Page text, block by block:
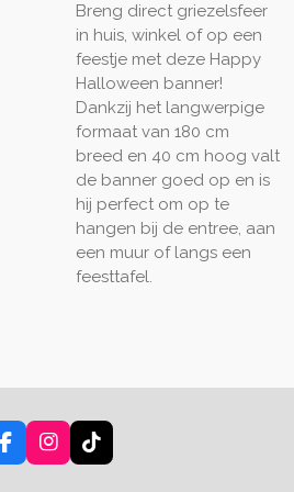
Breng direct griezelsfeer
in huis, winkel of op een
feestje met deze Happy
Halloween banner!
Dankzij het langwerpige
formaat van 180 cm
breed en 40 cm hoog valt
de banner goed op en is
hij perfect om op te
hangen bij de entree, aan
een muur of langs een
feesttafel.
F
a
I
n
T
i